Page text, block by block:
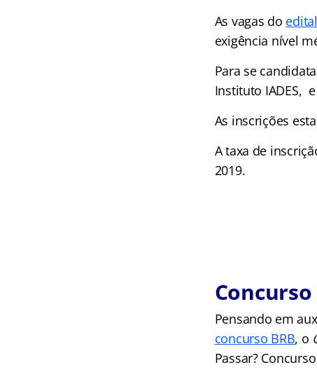
As vagas do
exigência nível
Para se
Instituto IADES,
As inscrições
A taxa de
2019.
Concurso
Pensando em
concurso BRB, o
Passar? Concurso